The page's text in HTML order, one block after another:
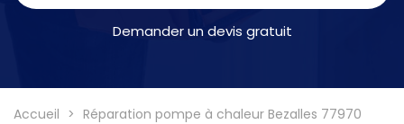
Demander un devis gratuit
Accueil Réparation pompe à chaleur Bezalles 77970